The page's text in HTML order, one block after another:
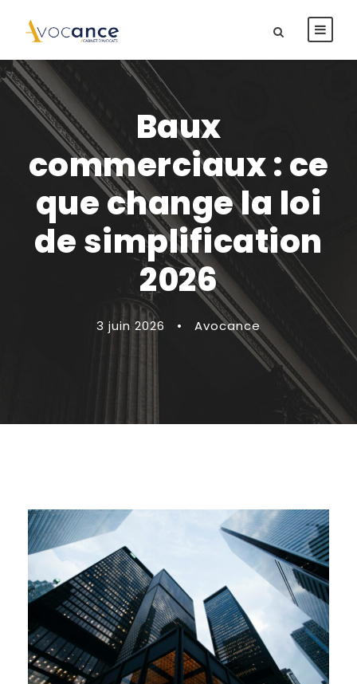
Baux
commerciaux : ce
que change la loi
de simplification
2026
3 juin 2026 • Avocance